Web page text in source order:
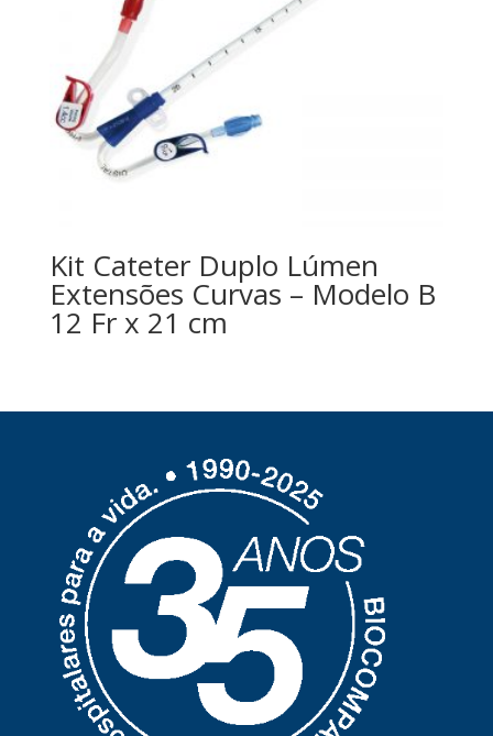
Kit Cateter Duplo Lúmen
Extensões Curvas – Modelo B
12 Fr x 21 cm